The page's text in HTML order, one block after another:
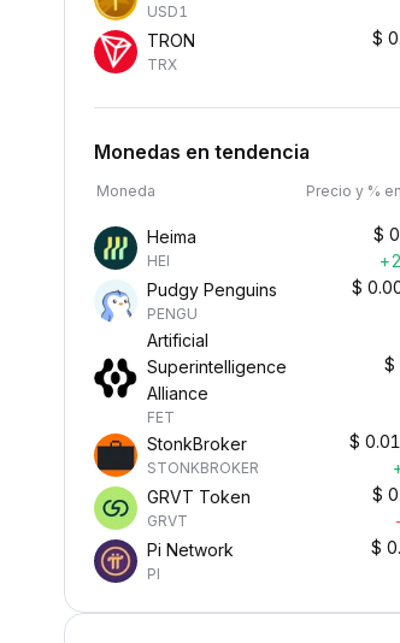
USD1
TRON
TRX
$
Monedas en tendencia
Moneda Precio y %
Heima
HEI
$
Pudgy Penguins
PENGU
$
Artificial
Superintelligence
Alliance
FET
$
StonkBroker
STONKBROKER
$
GRVT Token
GRVT
$
Pi Network
PI
$